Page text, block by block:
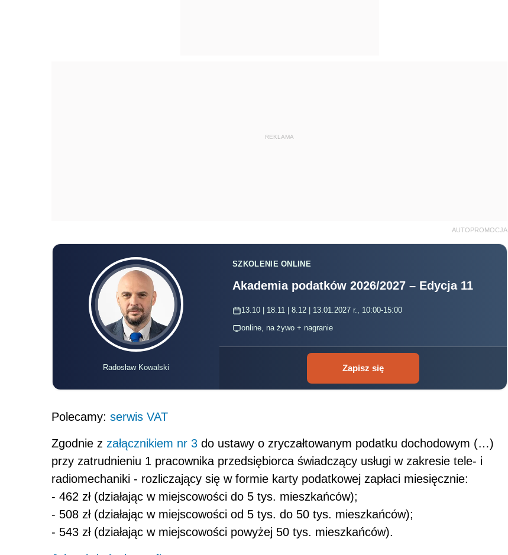
REKLAMA
AUTOPROMOCJA
Radosław Kowalski
SZKOLENIE ONLINE
Akademia podatków 2026/2027 – Edycja 11
13.10 | 18.11 | 8.12 | 13.01.2027 r., 10:00-15:00
online, na żywo + nagranie
Zapisz się
Polecamy: serwis VAT
Zgodnie z załącznikiem nr 3 do ustawy o zryczałtowanym podatku dochodowym (…)
przy zatrudnieniu 1 pracownika przedsiębiorca świadczący usługi w zakresie tele- i
radiomechaniki - rozliczający się w formie karty podatkowej zapłaci miesięcznie:
- 462 zł (działając w miejscowości do 5 tys. mieszkańców);
- 508 zł (działając w miejscowości od 5 tys. do 50 tys. mieszkańców);
- 543 zł (działając w miejscowości powyżej 50 tys. mieszkańców).